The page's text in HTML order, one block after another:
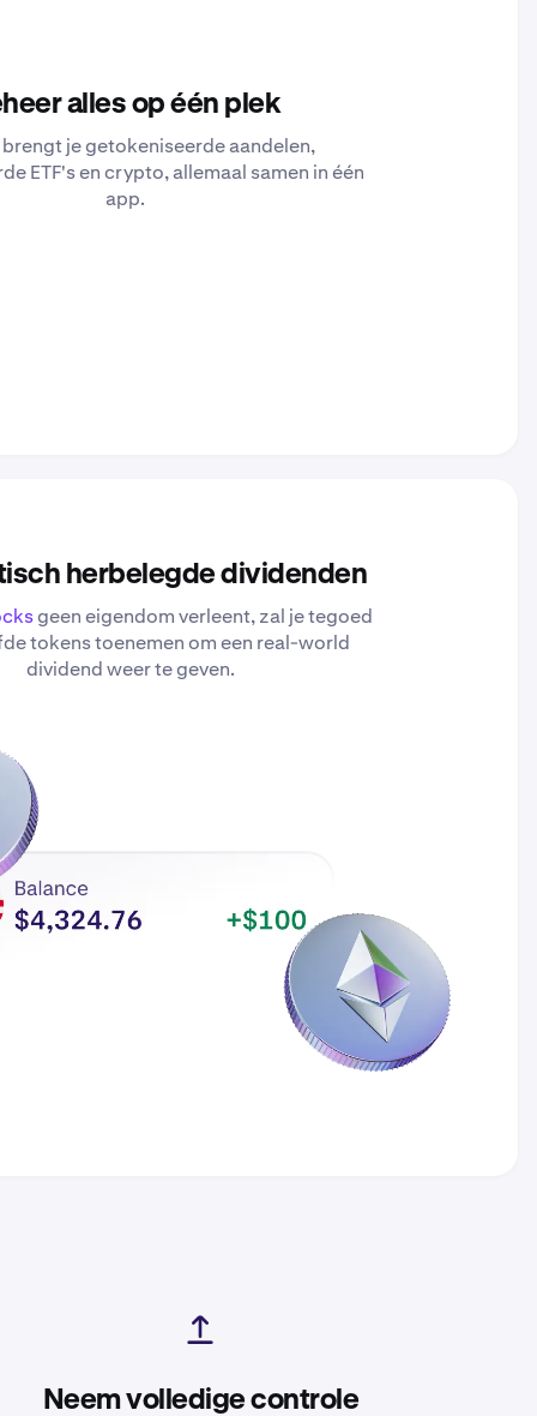
alles op één plek
je getokeniseerde aandelen,
ETF's en crypto, allemaal samen in één
app.
herbelegde dividenden
geen eigendom verleent, zal je tegoed
tokens toenemen om een real-world
dividend weer te geven.
Neem volledige controle